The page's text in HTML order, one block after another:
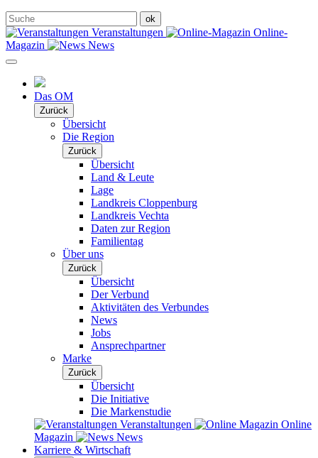
Veranstaltungen
Online-
Magazin
News
Das OM
Zurück
Übersicht
Die Region
Zurück
Übersicht
Land & Leute
Lage
Landkreis Cloppenburg
Landkreis Vechta
Daten zur Region
Familientag
Über uns
Zurück
Übersicht
Der Verbund
Aktivitäten des Verbundes
News
Jobs
Ansprechpartner
Marke
Zurück
Übersicht
Die Initiative
Die Markenstudie
Veranstaltungen
Online
Magazin
News
Karriere & Wirtschaft